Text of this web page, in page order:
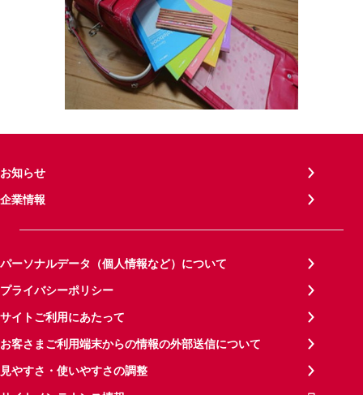
お知らせ
企業情報
パーソナルデータ（個人情報など）について
プライバシーポリシー
サイトご利用にあたって
お客さまご利用端末からの情報の外部送信について
見やすさ・使いやすさの調整